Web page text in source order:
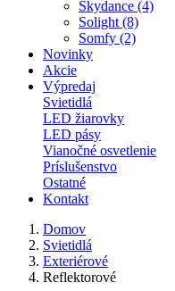
Skydance (4)
Solight (8)
Somfy (2)
Novinky
Akcie
Výpredaj
Svietidlá
LED žiarovky
LED pásy
Vianočné osvetlenie
Príslušenstvo
Ostatné
Kontakt
Domov
Svietidlá
Exteriérové
Reflektorové